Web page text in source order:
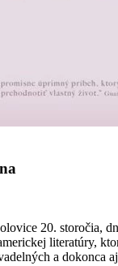
20. storočia,
literatúry,
a dokonca